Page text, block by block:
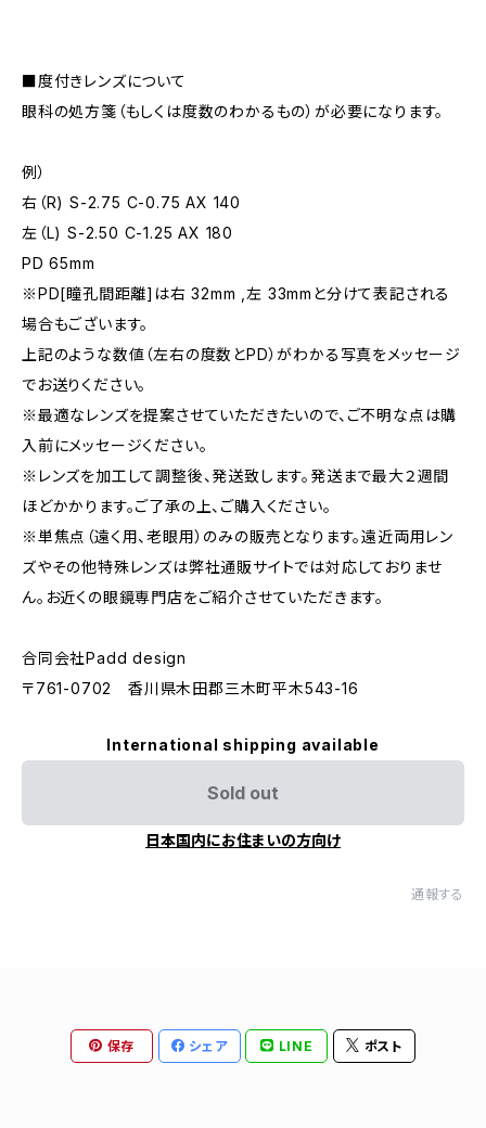
■度付きレンズについて
眼科の処方箋（もしくは度数のわかるもの）が必要になります。
例）
右（R) S-2.75 C-0.75 AX 140
左（L) S-2.50 C-1.25 AX 180
PD 65mm
※PD[瞳孔間距離]は右 32mm ,左 33mmと分けて表記される
場合もございます。
上記のような数値（左右の度数とPD）がわかる写真をメッセージ
でお送りください。
※最適なレンズを提案させていただきたいので、ご不明な点は購
入前にメッセージください。
※レンズを加工して調整後、発送致します。発送まで最大２週間
ほどかかります。ご了承の上、ご購入ください。
※単焦点（遠く用、老眼用）のみの販売となります。遠近両用レン
ズやその他特殊レンズは弊社通販サイトでは対応しておりませ
ん。お近くの眼鏡専門店をご紹介させていただきます。
合同会社Padd design
〒761-0702 香川県木田郡三木町平木543-16
International shipping available
Sold out
日本国内にお住まいの方向け
通報する
保存 シェア LINE ポスト